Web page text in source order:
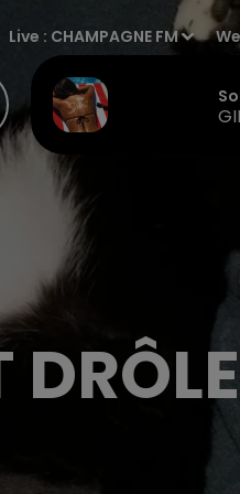
Live : CHAMPAGNE FM